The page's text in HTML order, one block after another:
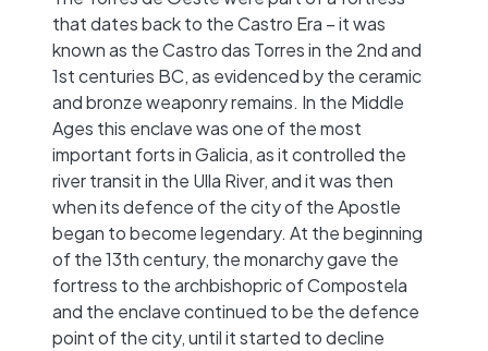
that dates back to the Castro Era – it was
known as the Castro das Torres in the 2nd and
1st centuries BC, as evidenced by the ceramic
and bronze weaponry remains. In the Middle
Ages this enclave was one of the most
important forts in Galicia, as it controlled the
river transit in the Ulla River, and it was then
when its defence of the city of the Apostle
began to become legendary. At the beginning
of the 13th century, the monarchy gave the
fortress to the archbishopric of Compostela
and the enclave continued to be the defence
point of the city, until it started to decline